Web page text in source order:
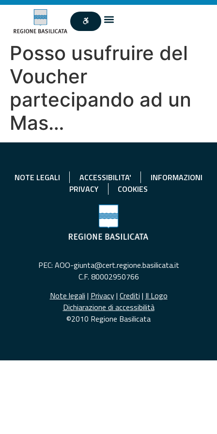
Posso usufruire del
Voucher
partecipando ad un
Mas…
NOTE LEGALI ACCESSIBILITA'
INFORMAZIONI
PRIVACY
COOKIES
PEC: AOO-giunta@cert.regione.basilicata.it
C.F. 80002950766
Note legali | Privacy| Crediti | Il Logo
Dichiarazione di accessibilità
©2010 Regione Basilicata